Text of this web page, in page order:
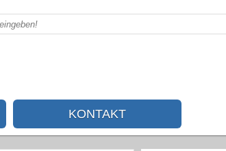
KONTAKT